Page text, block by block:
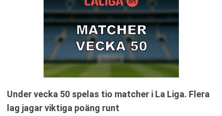
Under vecka 50 spelas tio matcher i La Liga. Flera
lag jagar viktiga poäng runt